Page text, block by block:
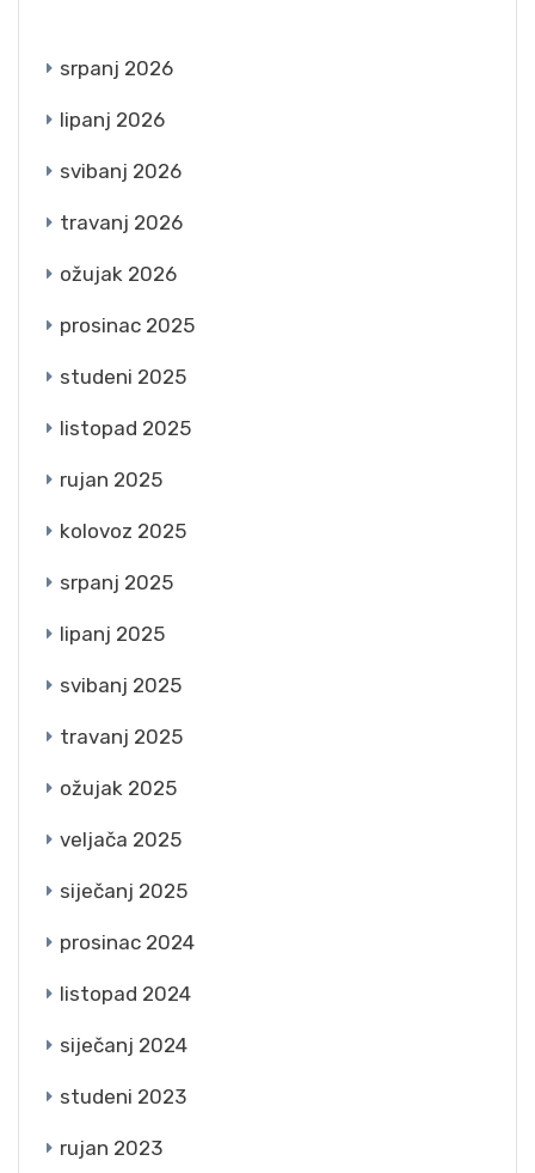
srpanj 2026
lipanj 2026
svibanj 2026
travanj 2026
ožujak 2026
prosinac 2025
studeni 2025
listopad 2025
rujan 2025
kolovoz 2025
srpanj 2025
lipanj 2025
svibanj 2025
travanj 2025
ožujak 2025
veljača 2025
siječanj 2025
prosinac 2024
listopad 2024
siječanj 2024
studeni 2023
rujan 2023